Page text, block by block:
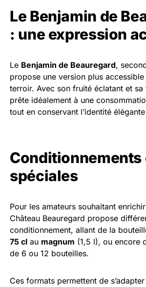
Le Benjamin de
: une expression
Le Benjamin de Beauregard,
propose une version plus
terroir. Avec son fruité éclatant et sa
prête idéalement à une
tout en conservant l’identité
Conditionnements
spéciales
Pour les amateurs souhaitant
Château Beauregard propose
conditionnement, allant de la
75 cl au magnum (1,5 l), ou encore
de 6 ou 12 bouteilles.
Ces formats permettent de